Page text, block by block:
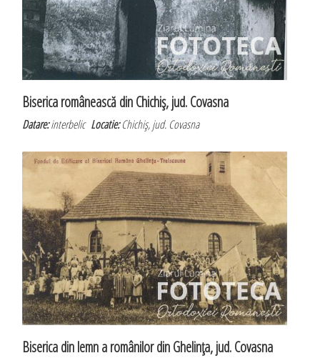
Biserica românească din Chichiş, jud. Covasna
Datare:interbelicLocatie:Chichiş, jud. Covasna
Biserica din lemn a românilor din Ghelinţa, jud. Covasna